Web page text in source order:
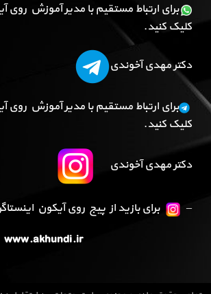
برای ارتباط مستقیم با مدیر آموزش روی
کلیک کنید.
دکتر مهدی آخوندی
برای ارتباط مستقیم با مدیر آموزش روی
کلیک کنید.
دکتر مهدی آخوندی
–
برای بازید از پیج روی آیکون
www.akhundi.ir